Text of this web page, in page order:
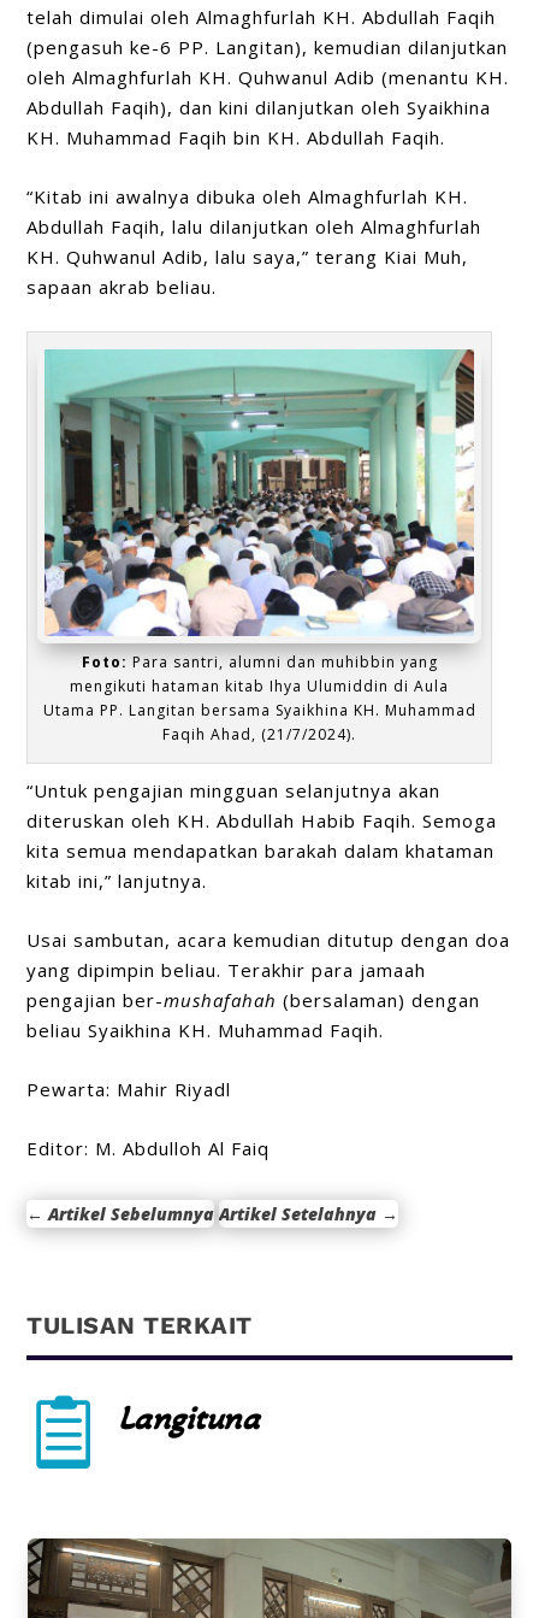
telah dimulai oleh Almaghfurlah KH. Abdullah Faqih
(pengasuh ke-6 PP. Langitan), kemudian dilanjutkan
oleh Almaghfurlah KH. Quhwanul Adib (menantu KH.
Abdullah Faqih), dan kini dilanjutkan oleh Syaikhina
KH. Muhammad Faqih bin KH. Abdullah Faqih.
“Kitab ini awalnya dibuka oleh Almaghfurlah KH.
Abdullah Faqih, lalu dilanjutkan oleh Almaghfurlah
KH. Quhwanul Adib, lalu saya,” terang Kiai Muh,
sapaan akrab beliau.
Foto: Para santri, alumni dan muhibbin yang
mengikuti hataman kitab Ihya Ulumiddin di Aula
Utama PP. Langitan bersama Syaikhina KH. Muhammad
Faqih Ahad, (21/7/2024).
“Untuk pengajian mingguan selanjutnya akan
diteruskan oleh KH. Abdullah Habib Faqih. Semoga
kita semua mendapatkan barakah dalam khataman
kitab ini,” lanjutnya.
Usai sambutan, acara kemudian ditutup dengan doa
yang dipimpin beliau. Terakhir para jamaah
pengajian ber-mushafahah (bersalaman) dengan
beliau Syaikhina KH. Muhammad Faqih.
Pewarta: Mahir Riyadl
Editor: M. Abdulloh Al Faiq
←Artikel Sebelumnya Artikel Setelahnya →
TULISAN TERKAIT
 Langituna